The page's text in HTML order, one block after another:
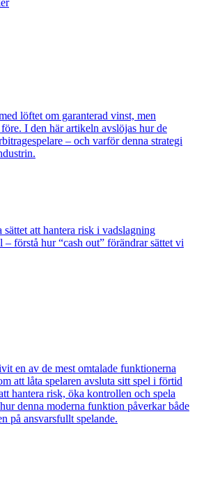
löftet om garanterad vinst, men
I den här artikeln avslöjas hur de
– och varför denna strategi
sättet att hantera risk i vadslagning
förstå hur “cash out” förändrar sättet vi
en av de mest omtalade funktionerna
att låta spelaren avsluta sitt spel i förtid
hantera risk, öka kontrollen och spela
denna moderna funktion påverkar både
på ansvarsfullt spelande.